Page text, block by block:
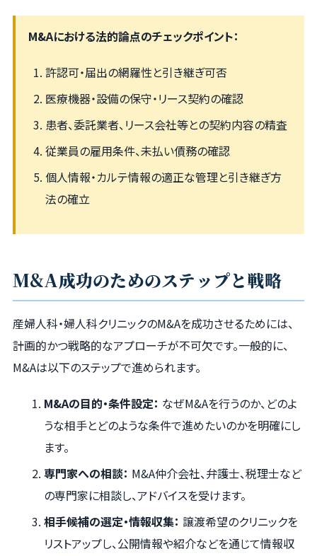
M&Aにおける法的論点のチェックポイント：
許認可・届出の網羅性と引き継ぎ可否
医療機器・設備の保守・リース契約の確認
患者、委託業者、リース会社等との契約内容の精査
従業員の雇用条件、未払い債務の確認
個人情報・カルテ情報の適正な管理と引き継ぎ方
法の確立
M&A成功のためのステップと戦略
産婦人科・婦人科クリニックのM&Aを成功させるためには、
計画的かつ戦略的なアプローチが不可欠です。一般的に、
M&Aは以下のステップで進められます。
M&Aの目的・条件設定： なぜM&Aを行うのか、どのよ
うな相手とどのような条件で進めたいのかを明確にし
ます。
専門家への相談： M&A仲介会社、弁護士、税理士など
の専門家に相談し、アドバイスを受けます。
相手候補の選定・情報収集： 譲渡希望のクリニックを
リストアップし、公開情報や紹介などを通じて情報収